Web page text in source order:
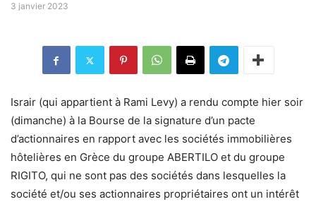
3 janvier 2023
Israir (qui appartient à Rami Levy) a rendu compte hier soir
(dimanche) à la Bourse de la signature d’un pacte
d’actionnaires en rapport avec les sociétés immobilières
hôtelières en Grèce du groupe ABERTILO et du groupe
RIGITO, qui ne sont pas des sociétés dans lesquelles la
société et/ou ses actionnaires propriétaires ont un intérêt